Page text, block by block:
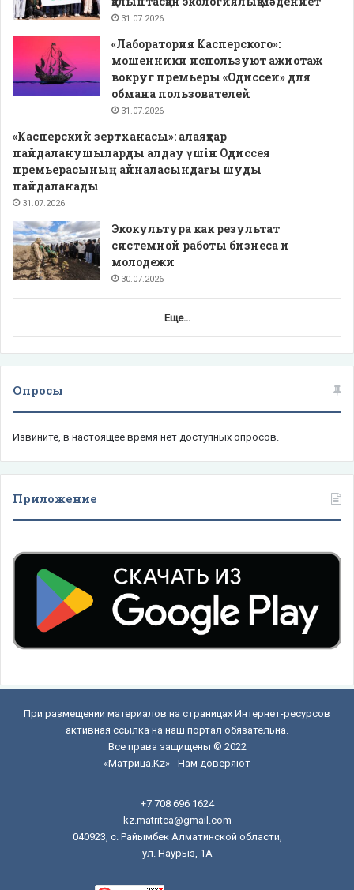
31.07.2026
«Лаборатория Касперского»:
мошенники используют ажиотаж
вокруг премьеры «Одиссеи» для
обмана пользователей
31.07.2026
«Касперский зертханасы»: алаяқтар
пайдаланушыларды алдау үшін Одиссея
премьерасының айналасындағы шуды
пайдаланады
31.07.2026
Экокультура как результат
системной работы бизнеса и
молодежи
30.07.2026
Еще...
Опросы
Извините, в настоящее время нет доступных опросов.
Приложение
При размещении материалов на страницах Интернет-ресурсов
активная ссылка на наш портал обязательна.
Все права защищены © 2022
«Матрица.Kz» - Нам доверяют
+7 708 696 1624
kz.matritca@gmail.com
040923, с. Райымбек Алматинской области,
ул. Наурыз, 1А